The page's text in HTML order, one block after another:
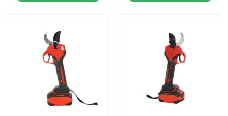
Over ons
fabrieksdisplay
Neem contact met ons op